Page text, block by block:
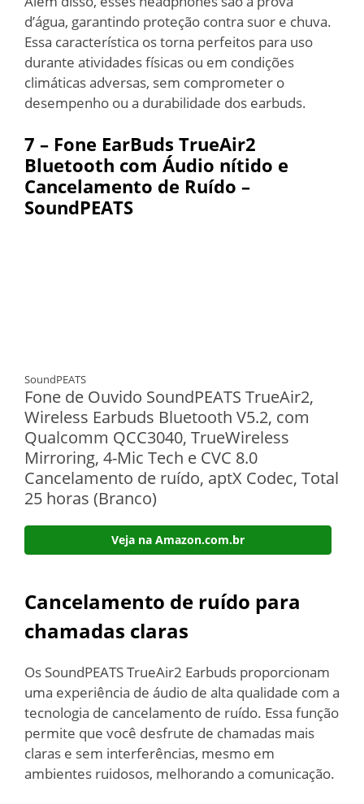
d’água, garantindo proteção contra suor e chuva.
Essa característica os torna perfeitos para uso
durante atividades físicas ou em condições
climáticas adversas, sem comprometer o
desempenho ou a durabilidade dos earbuds.
7 – Fone EarBuds TrueAir2
Bluetooth com Áudio nítido e
Cancelamento de Ruído –
SoundPEATS
SoundPEATS
Fone de Ouvido SoundPEATS TrueAir2,
Wireless Earbuds Bluetooth V5.2, com
Qualcomm QCC3040, TrueWireless
Mirroring, 4-Mic Tech e CVC 8.0
Cancelamento de ruído, aptX Codec, Total
25 horas (Branco)
Veja na Amazon.com.br
Cancelamento de ruído para
chamadas claras
Os SoundPEATS TrueAir2 Earbuds proporcionam
uma experiência de áudio de alta qualidade com a
tecnologia de cancelamento de ruído. Essa função
permite que você desfrute de chamadas mais
claras e sem interferências, mesmo em
ambientes ruidosos, melhorando a comunicação.